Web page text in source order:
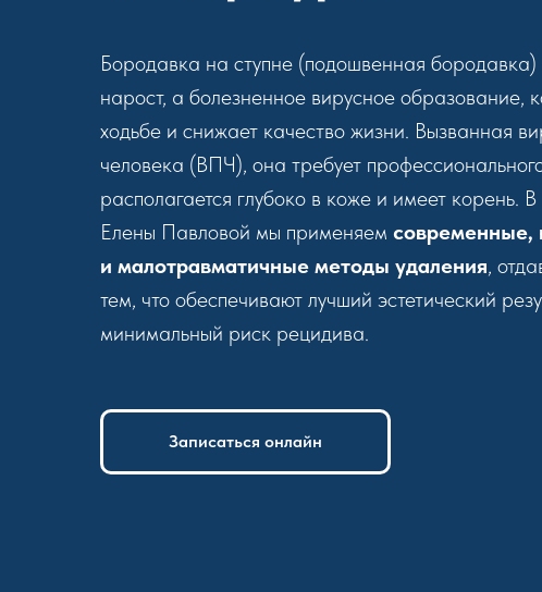
Бородавка на ступне (подошвенная
нарост, а болезненное вирусное образование,
ходьбе и снижает качество жизни. Вызванная
человека (ВПЧ), она требует
располагается глубоко в коже и имеет корень.
Елены Павловой мы применяем современные,
и малотравматичные методы удаления,
тем, что обеспечивают лучший эстетический
минимальный риск рецидива.
Записаться онлайн